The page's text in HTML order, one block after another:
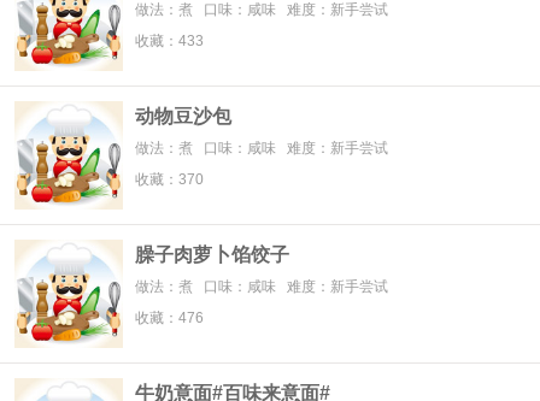
做法：煮 口味：咸味 难度：新手尝试
收藏：433
动物豆沙包
做法：煮 口味：咸味 难度：新手尝试
收藏：370
臊子肉萝卜馅饺子
做法：煮 口味：咸味 难度：新手尝试
收藏：476
牛奶意面#百味来意面#